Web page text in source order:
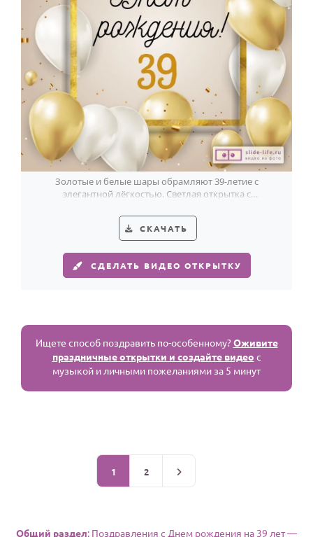
Золотые и белые шары обрамляют 39-летие с
элегантной лёгкостью. Светлая открытка с
СКАЧАТЬ
СДЕЛАТЬ ВИДЕО ОТКРЫТКУ
Ищете способ поздравить по-особенному?Оживите
праздничные открытки и создайте видео с
музыкой и личными пожеланиями за 5 минут
1 2
Общий раздел: Поздравления c Днем рождения на 39 лет —